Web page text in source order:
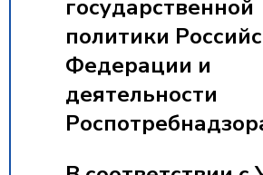
государственной
политики
Федерации и
деятельности